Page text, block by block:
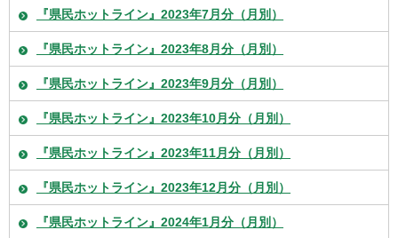
『県民ホットライン』2023年7月分（月別）
『県民ホットライン』2023年8月分（月別）
『県民ホットライン』2023年9月分（月別）
『県民ホットライン』2023年10月分（月別）
『県民ホットライン』2023年11月分（月別）
『県民ホットライン』2023年12月分（月別）
『県民ホットライン』2024年1月分（月別）